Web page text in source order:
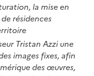
la mise en
résidences
Tristan Azzi une
images fixes, afin
des œuvres,